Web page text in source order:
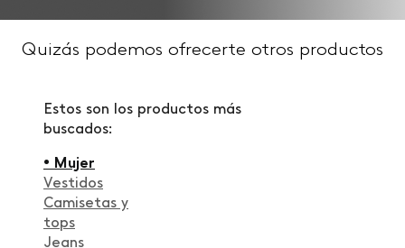
Quizás podemos ofrecerte otros productos
Estos son los productos más
buscados:
• Mujer
Vestidos
Camisetas y
tops
Jeans